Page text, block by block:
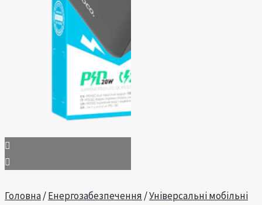
Головна/Енергозабезпечення /Універсальні мобільні